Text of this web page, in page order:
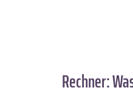
Rechner: